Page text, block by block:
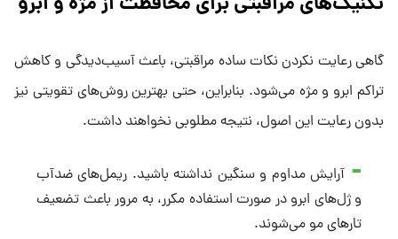
گاهی رعایت نکردن نکات ساده مراقبتی، باعث آسیب‌دیدگی و کاهش
تراکم ابرو و مژه می‌شود. بنابراین، حتی بهترین روش‌های تقویتی نیز
بدون رعایت این اصول، نتیجه مطلوبی نخواهند داشت.
آرایش مداوم و سنگین نداشته باشید. ریمل‌های ضدآب
و ژل‌های ابرو در صورت استفاده مکرر، به مرور باعث تضعیف
تارهای مو می‌شوند.